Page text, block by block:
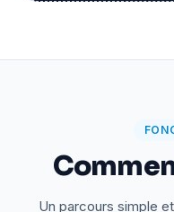
Un parcours simple